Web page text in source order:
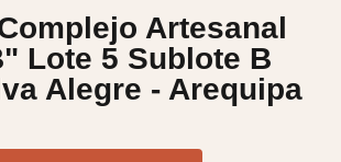
Artesanal
Lote 5 Sublote B
Alegre - Arequipa